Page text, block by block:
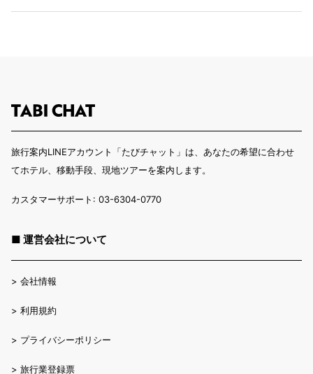
旅行案内LINEアカウント「たびチャット」は、あなたの希望に合わせ
てホテル、移動手段、現地ツアーを案内します。
カスタマーサポート: 03-6304-0770
■ 運営会社について
> 会社情報
> 利用規約
> プライバシーポリシー
> 旅行業登録票